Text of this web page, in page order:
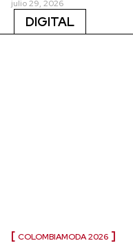
julio 29, 2026
DIGITAL
COLOMBIAMODA 2026